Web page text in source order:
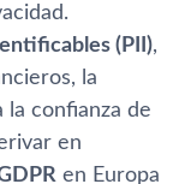
(PII),
la
la confianza de
en
en Europa